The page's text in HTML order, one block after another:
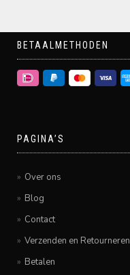
BETAALMETHODEN
PAGINA’S
Over ons
Blog
Contact
Verzenden en Retourneren
Betalen